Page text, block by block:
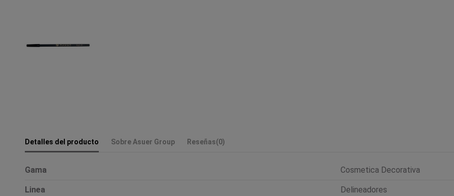
Detalles del producto Sobre Asuer Group Reseñas(0)
Gama Cosmetica Decorativa
Linea Delineadores